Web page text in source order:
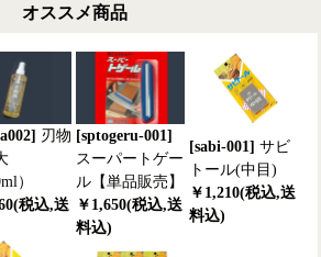
オススメ商品
刃物
）
税込,送
[sptogeru-001]
スーパートゲー
ル【単品販売】
￥1,650(税込,送
料込)
[sabi-001] サビ
トール(中目)
￥1,210(税込,送
料込)